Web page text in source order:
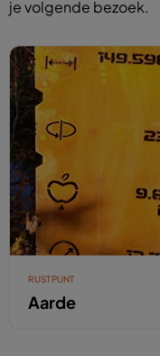
je volgende bezoek.
RUSTPUNT
Aarde